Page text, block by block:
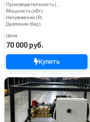
Мощность (кВт)
Напряжение (В)
Давление (бар)
Цена
70 000 руб.
Купить